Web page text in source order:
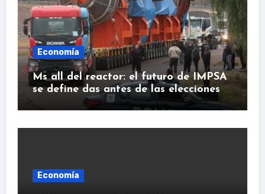
Economía
Ms all del reactor: el futuro de IMPSA
se define das antes de las elecciones
Economía